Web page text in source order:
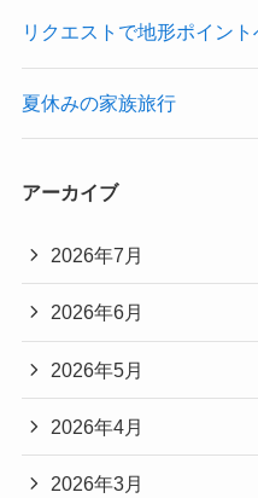
リクエストで地形ポイント
夏休みの家族旅行
アーカイブ
2026年7月
2026年6月
2026年5月
2026年4月
2026年3月